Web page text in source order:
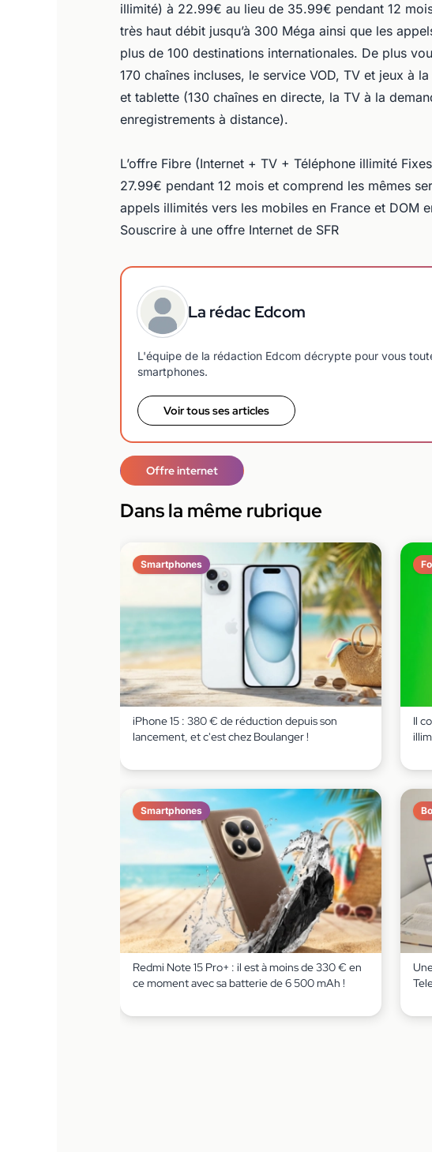
illimité) à 22.99€ au lieu de 35.99€ pendant 12
très haut débit jusqu’à 300 Méga ainsi que les
plus de 100 destinations internationales. De plus
170 chaînes incluses, le service VOD, TV et jeux à
et tablette (130 chaînes en directe, la TV à la
enregistrements à distance).
L’offre Fibre (Internet + TV + Téléphone illimité
27.99€ pendant 12 mois et comprend les mêmes
appels illimités vers les mobiles en France et DOM
Souscrire à une offre Internet de SFR
La rédac Edcom
L'équipe de la rédaction Edcom décrypte pour vous
smartphones.
Voir tous ses articles
Offre internet
Dans la même rubrique
Smartphones
iPhone 15 : 380 € de réduction depuis son
lancement, et c'est chez Boulanger !
Il
Smartphones
Redmi Note 15 Pro+ : il est à moins de 330 € en
ce moment avec sa batterie de 6 500 mAh !